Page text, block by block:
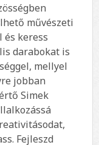
művészeti
és keress
darabokat is
mellyel
jobban
Simek
Fejleszd